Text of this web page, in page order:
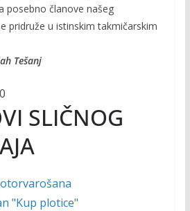
posebno članove našeg
pridruže u istinskim takmičarskim
Tešanj
SLIČNOG
"Kup plotice"